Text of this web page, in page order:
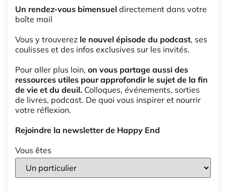
Un rendez-vous bimensuel directement dans votre
boîte mail
Vous y trouverez le nouvel épisode du podcast, ses
coulisses et des infos exclusives sur les invités.
Pour aller plus loin, on vous partage aussi des
ressources utiles pour approfondir le sujet de la fin
de vie et du deuil. Colloques, événements, sorties
de livres, podcast. De quoi vous inspirer et nourrir
votre réflexion.
Rejoindre la newsletter de Happy End
Vous êtes